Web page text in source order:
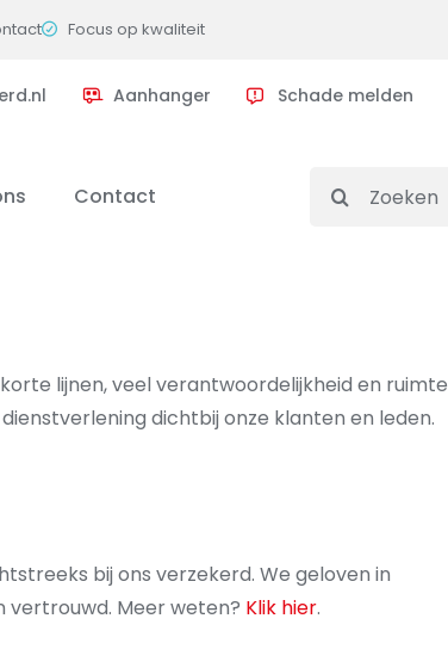
Focus op kwaliteit
Aanhanger Schade melden
Contact
Search
lijnen, veel verantwoordelijkheid en ruimte
dichtbij onze klanten en leden.
bij ons verzekerd. We geloven in
vertrouwd. Meer weten? Klik hier.